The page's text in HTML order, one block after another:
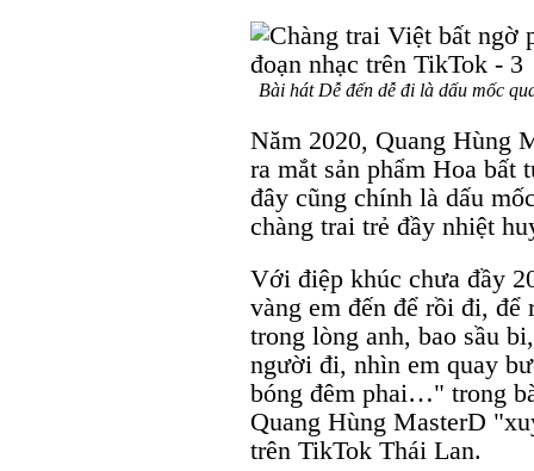
Bài hát Dễ đến dễ đi là dấu mốc
Năm 2020, Quang Hùng
ra mắt sản phẩm Hoa
đây cũng chính là dấu
chàng trai trẻ đầy nhiệt
Với điệp khúc chưa đầy
vàng em đến để rồi đi,
trong lòng anh, bao sầu
người đi, nhìn em quay
bóng đêm phai…" trong
Quang Hùng MasterD
trên TikTok Thái Lan.